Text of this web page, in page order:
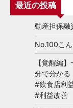
最近の投稿
動産担保融
No.100こ
【覚醒編
分で分かる
#飲食店利
#利益改善